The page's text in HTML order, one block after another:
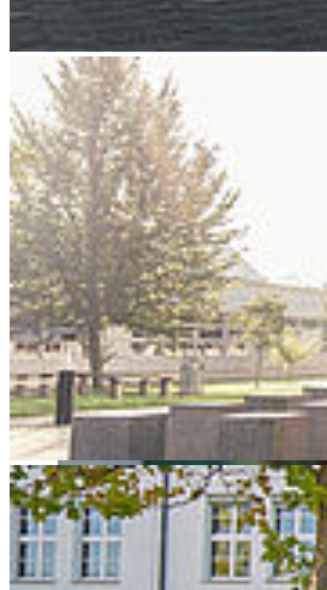
Zurück
DSKI-Master: Die
Stunde
06/20/2025
Studium eröffnet die Faszination für IT
als erste ihren Abschluss und leitet in